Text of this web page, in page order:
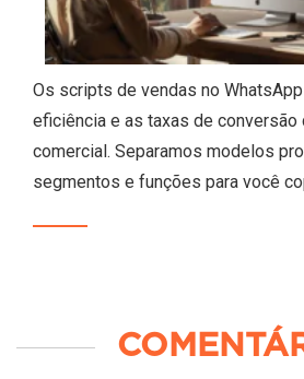
Os scripts de vendas no
eficiência e as taxas de conversão
comercial. Separamos modelos
segmentos e funções para você